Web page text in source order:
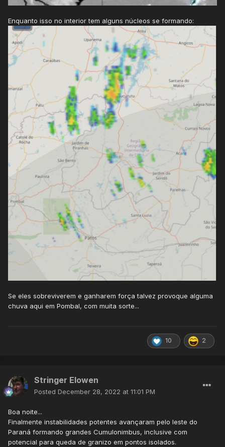
Enquanto isso no interior tem alguns núcleos se formando:
Se eles sobreviverem e ganharem força talvez provoque alguma
chuva aqui em Pombal, com muita sorte...
10 2
Stringer Elowen
Posted December 28, 2022 at 11:01 PM
Boa noite...
Finalmente instabilidades potentes avançaram pelo leste do
Paraná formando grandes Cumulonimbus, inclusive com
potencial para queda de granizo em pontos isolados.